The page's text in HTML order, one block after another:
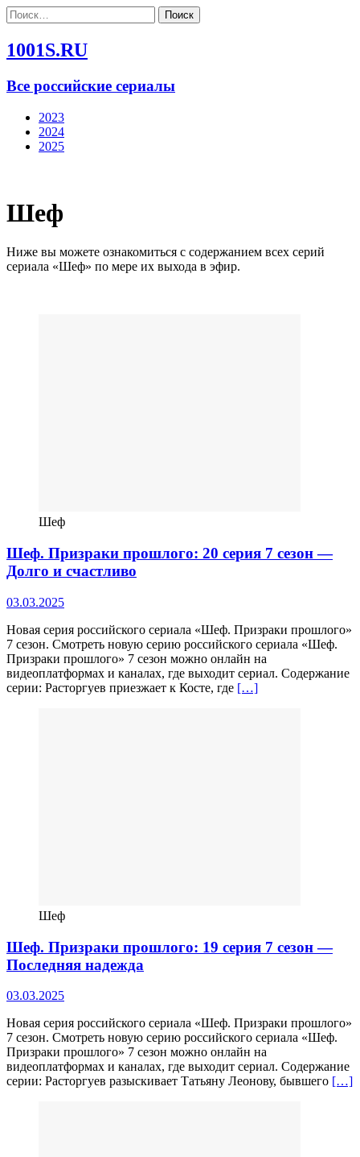
Найти:
1001S.RU
Все российские сериалы
2023
2024
2025
Шеф
Ниже вы можете ознакомиться с содержанием всех серий
сериала «Шеф» по мере их выхода в эфир.
Шеф
Шеф. Призраки прошлого: 20 серия 7 сезон —
Долго и счастливо
03.03.2025
Новая серия российского сериала «Шеф. Призраки прошлого»
7 сезон. Смотреть новую серию российского сериала «Шеф.
Призраки прошлого» 7 сезон можно онлайн на
видеоплатформах и каналах, где выходит сериал. Содержание
серии: Расторгуев приезжает к Косте, где […]
Шеф
Шеф. Призраки прошлого: 19 серия 7 сезон —
Последняя надежда
03.03.2025
Новая серия российского сериала «Шеф. Призраки прошлого»
7 сезон. Смотреть новую серию российского сериала «Шеф.
Призраки прошлого» 7 сезон можно онлайн на
видеоплатформах и каналах, где выходит сериал. Содержание
серии: Расторгуев разыскивает Татьяну Леонову, бывшего […]